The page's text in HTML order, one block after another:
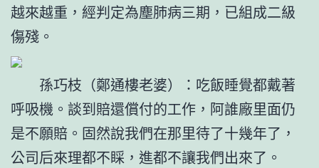
越來越重，經判定為塵肺病三期，已組成二級
傷殘。
孫巧枝（鄭通樓老婆）：吃飯睡覺都戴著
呼吸機。談到賠還償付的工作，阿誰廠里面仍
是不願賠。固然說我們在那里待了十幾年了，
公司后來理都不睬，進都不讓我們出來了。